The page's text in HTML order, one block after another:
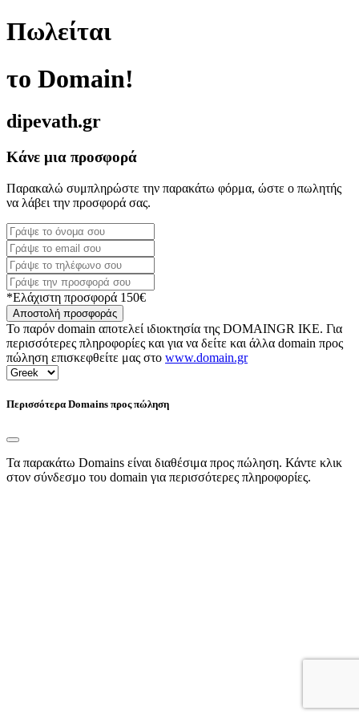
Πωλείται
το Domain!
dipevath.gr
Κάνε μια προσφορά
Παρακαλώ συμπληρώστε την παρακάτω φόρμα, ώστε ο πωλητής
να λάβει την προσφορά σας.
*Ελάχιστη προσφορά 150€
Αποστολή προσφοράς
Το παρόν domain αποτελεί ιδιοκτησία της DOMAINGR ΙΚΕ. Για
περισσότερες πληροφορίες και για να δείτε και άλλα domain προς
πώληση επισκεφθείτε μας στο www.domain.gr
Περισσότερα Domains προς πώληση
Τα παρακάτω Domains είναι διαθέσιμα προς πώληση. Κάντε κλικ
στον σύνδεσμο του domain για περισσότερες πληροφορίες.